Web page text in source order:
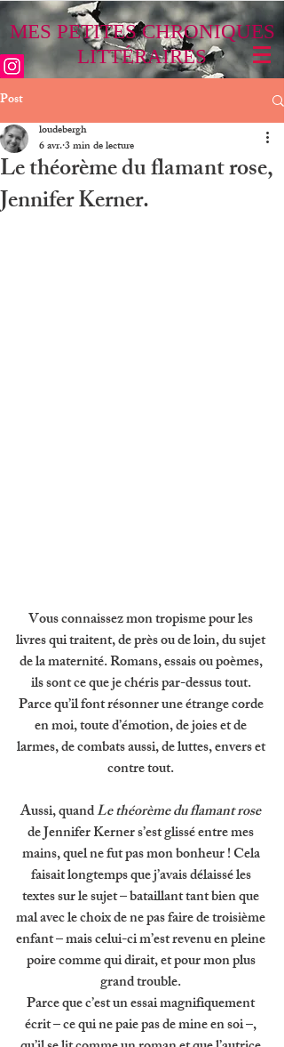
MES PETITES CHRONIQUES
LITTÉRAIRES
Post
Le théorème du flamant rose,
Jennifer Kerner.
loudebergh
6 avr.3 min de lecture
Vous connaissez mon tropisme pour les
livres qui traitent, de près ou de loin, du sujet
de la maternité. Romans, essais ou poèmes,
ils sont ce que je chéris par-dessus tout.
Parce qu’il font résonner une étrange corde
en moi, toute d’émotion, de joies et de
larmes, de combats aussi, de luttes, envers et
contre tout.
Aussi, quand Le théorème du flamant rose
de Jennifer Kerner s’est glissé entre mes
mains, quel ne fut pas mon bonheur ! Cela
faisait longtemps que j’avais délaissé les
textes sur le sujet – bataillant tant bien que
mal avec le choix de ne pas faire de troisième
enfant – mais celui-ci m’est revenu en pleine
poire comme qui dirait, et pour mon plus
grand trouble.
Parce que c’est un essai magnifiquement
écrit – ce qui ne paie pas de mine en soi –,